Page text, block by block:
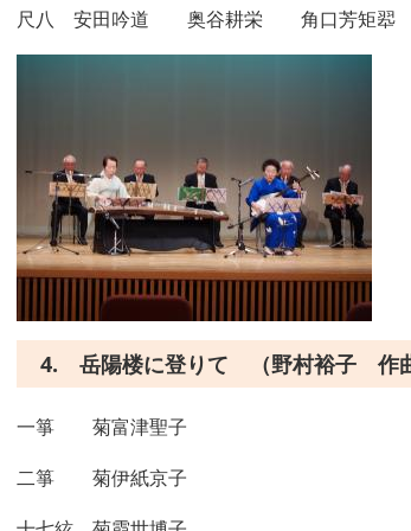
尺八 安田吟道 奥谷耕栄 角口芳矩
4. 岳陽楼に登りて （野村裕子 作曲
一箏 菊富津聖子
二箏 菊伊紙京子